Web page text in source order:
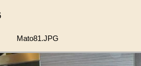
Mato81.JPG